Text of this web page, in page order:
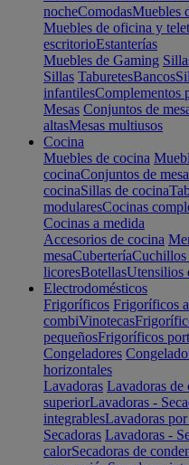
nocheComodasMuebles
Muebles de oficina y
escritorioEstanterías
Muebles de Gaming
Sillas TaburetesBancos
infantilesComplementos
Mesas Conjuntos de
altasMesas multiusos
Cocina
Muebles de cocina
cocinaConjuntos de
cocinaSillas de cocina
modularesCocinas
Cocinas a medida
Accesorios de cocina
mesaCuberteríaCuchillos
licoresBotellasUtensilios
Electrodomésticos
Frigoríficos Frigoríficos
combiVinotecas
pequeñosFrigoríficos
Congeladores
horizontales
Lavadoras Lavadoras de
superiorLavadoras -
integrablesLavadoras
Secadoras Lavadoras -
calorSecadoras de